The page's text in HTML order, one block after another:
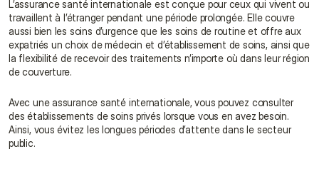
L’assurance santé internationale est conçue pour ceux qui vivent ou
travaillent à l’étranger pendant une période prolongée. Elle couvre
aussi bien les soins d’urgence que les soins de routine et offre aux
expatriés un choix de médecin et d’établissement de soins, ainsi que
la flexibilité de recevoir des traitements n’importe où dans leur région
de couverture.
Avec une assurance santé internationale, vous pouvez consulter
des établissements de soins privés lorsque vous en avez besoin.
Ainsi, vous évitez les longues périodes d’attente dans le secteur
public.